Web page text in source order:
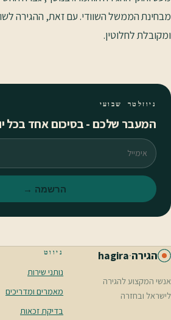
מבחינת הממשל השוודי. עם זאת, ההגירה
ומקובלת לחלוטין.
ניוזלטר שבועי
המעבר שלכם - בסיכום אחד בכל
אימייל
הרשמה →
הגירה·
hagira
אנשי המקצוע להגירה
לישראל ובחזרה
ניווט
נותני שירות
מאמרים ומדריכים
בדיקת זכאות